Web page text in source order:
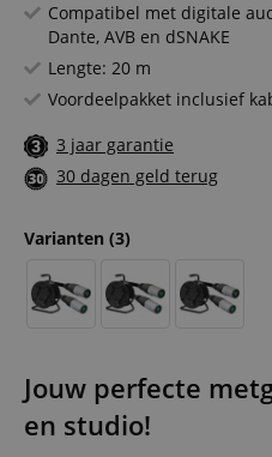
Compatibel met digitale
Dante, AVB en dSNAKE
Lengte: 20 m
Voordeelpakket inclusief
3 jaar garantie
30 dagen geld terug
Varianten (3)
Jouw perfecte
en studio!